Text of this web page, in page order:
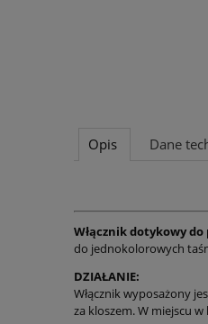
Opis Dane
Włącznik dotykowy do
do jednokolorowych
DZIAŁANIE:
Włącznik wyposażony
za kloszem. W miejscu